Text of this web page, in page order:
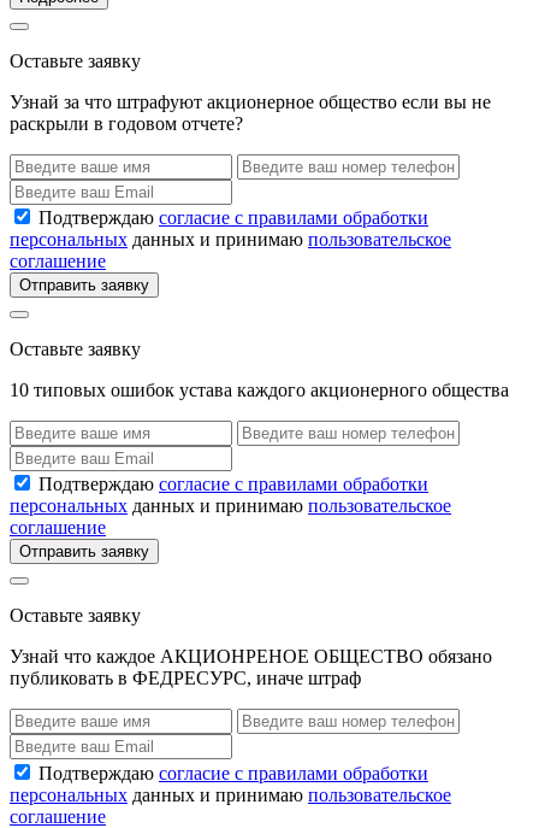
Оставьте заявку
Узнай за что штрафуют акционерное общество если вы не
раскрыли в годовом отчете?
Подтверждаю согласие с правилами обработки
персональных данных и принимаю пользовательское
соглашение
Отправить заявку
Оставьте заявку
10 типовых ошибок устава каждого акционерного общества
Подтверждаю согласие с правилами обработки
персональных данных и принимаю пользовательское
соглашение
Отправить заявку
Оставьте заявку
Узнай что каждое АКЦИОНРЕНОЕ ОБЩЕСТВО обязано
публиковать в ФЕДРЕСУРС, иначе штраф
Подтверждаю согласие с правилами обработки
персональных данных и принимаю пользовательское
соглашение